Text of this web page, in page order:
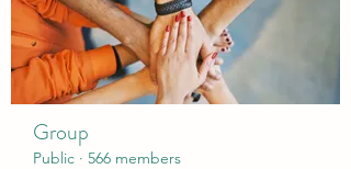
Group
Public · 566 members